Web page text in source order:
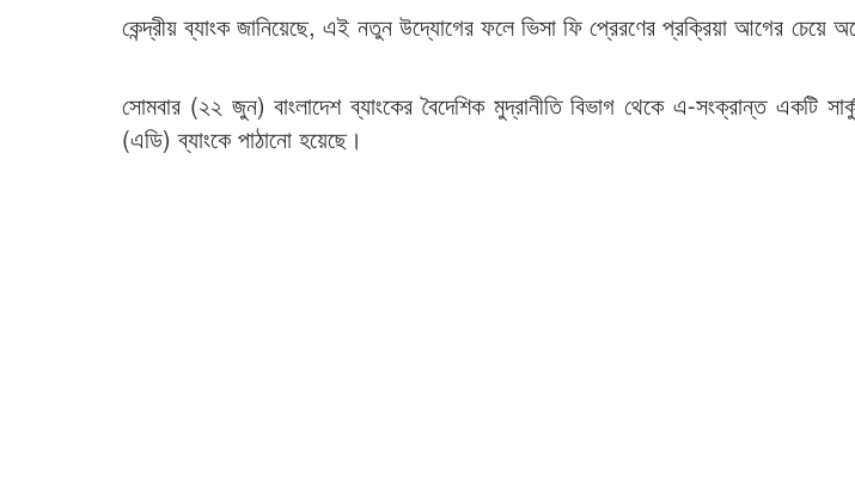
কেন্দ্রীয় ব্যাংক জানিয়েছে, এই নতুন উদ্যোগের ফলে ভিসা ফি প্রেরণের প্রক্রিয়া আগের
সোমবার (২২ জুন) বাংলাদেশ ব্যাংকের বৈদেশিক মুদ্রানীতি বিভাগ থেকে এ-সংক্রান্ত একটি
(এডি) ব্যাংকে পাঠানো হয়েছে।